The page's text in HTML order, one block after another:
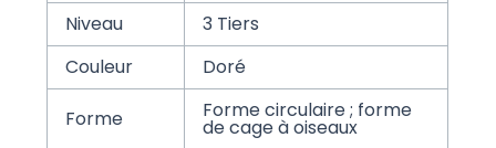
Niveau
3 Tiers
Couleur
Doré
Forme Forme circulaire ; forme
de cage à oiseaux